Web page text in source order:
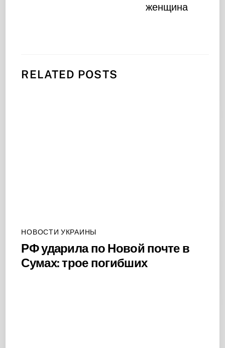
женщина
RELATED POSTS
НОВОСТИ УКРАИНЫ
РФ ударила по Новой почте в
Сумах: трое погибших